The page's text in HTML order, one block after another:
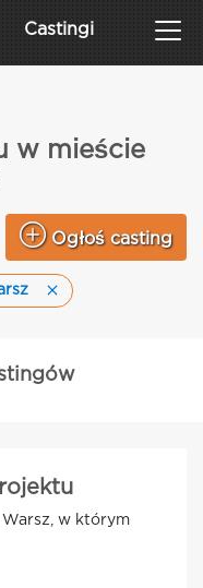
Castingi
w mieście
Ogłoś casting
w którym